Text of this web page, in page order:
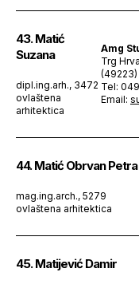
43. Matić
Suzana
dipl.ing.arh., 3472
ovlaštena
arhitektica
Amg
Trg
(49223)
Tel:
Email:
44. Matić Obrvan Petra
mag.ing.arch., 5279
ovlaštena arhitektica
45. Matijević Damir